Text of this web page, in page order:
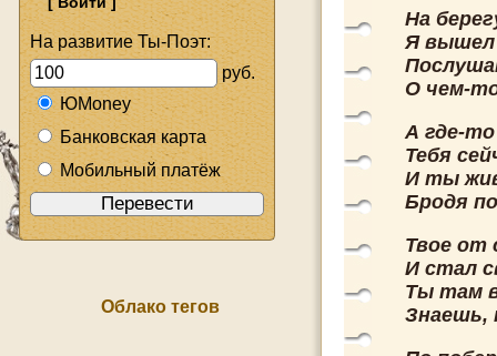
На развитие Ты-Поэт:
руб.
ЮMoney
Банковская карта
Мобильный платёж
Облако тегов
На
Я вышел
О чем-
А где-
Тебя
И ты
Бродя
Твое от
И стал
Ты там
Знаешь,